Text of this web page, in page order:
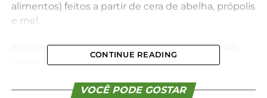
alimentos) feitos a partir de cera de abelha, própolis
e mel.
A capacitação vai permitir que produtores rurais
que já trabalham com apicultura e/ou
de agosto ocorreu a turma-piloto com nove
CONTINUE READING
VOCÊ PODE GOSTAR